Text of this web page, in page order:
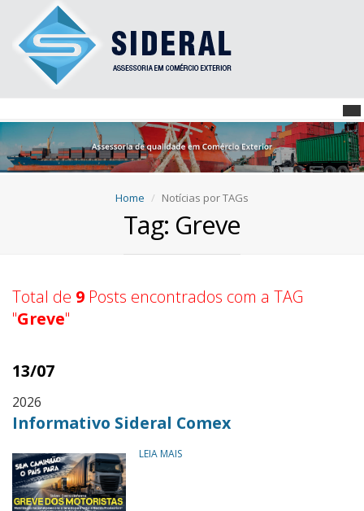
Home Notícias por TAGs
Tag: Greve
Total de 9 Posts encontrados com a TAG
"Greve"
13/07
2026
Informativo Sideral Comex
LEIA MAIS